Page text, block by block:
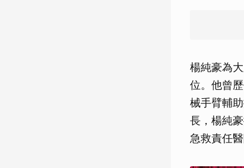
楊純豪為
位。他曾
械手臂輔
長，楊純
急救責任